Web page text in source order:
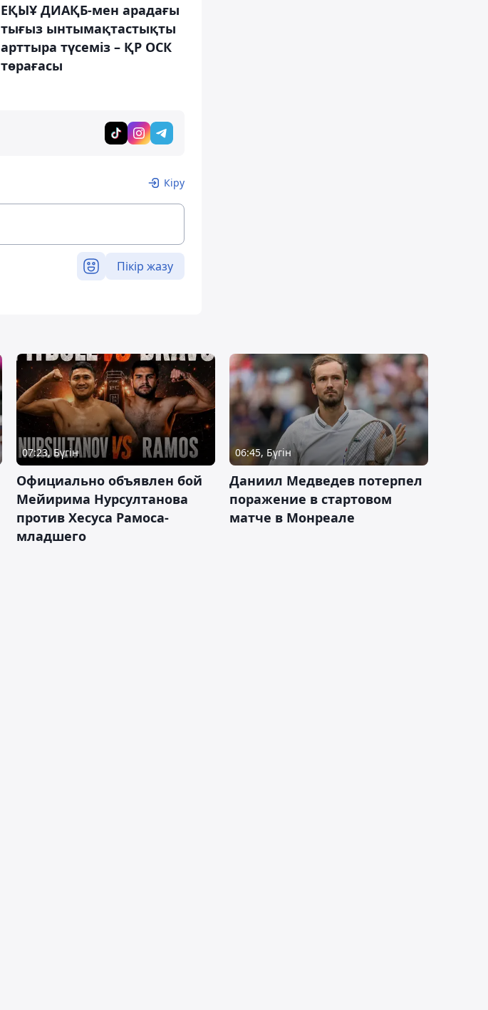
ЕҚЫҰ ДИАҚБ-мен арадағы
тығыз ынтымақтастықты
арттыра түсеміз – ҚР ОСК
төрағасы
Кіру
Пікір жазу
07:23, Бүгін
Официально объявлен бой
Мейирима Нурсултанова
против Хесуса Рамоса-
младшего
06:45, Бүгін
Даниил Медведев потерпел
поражение в стартовом
матче в Монреале